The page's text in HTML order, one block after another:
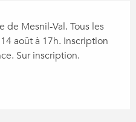
de Mesnil-Val. Tous les
août à 17h. Inscription
Sur inscription.